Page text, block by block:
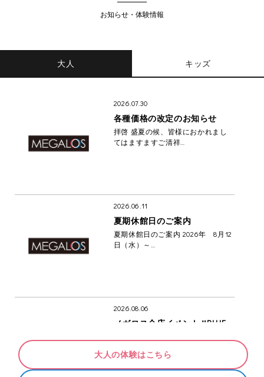
お知らせ・体験情報
大人
2026.07.30
各種価格の改定のお知らせ
拝啓 盛夏の候、皆様におかれまし
てはますますご清祥…
2026.06.11
夏期休館日のご案内
夏期休館日のご案内 2026年 8月12
日（水）～…
2026.08.06
メガロス全店イベント ‼BLUE
ス全店イベ…
キッズ
大人の体験はこちら